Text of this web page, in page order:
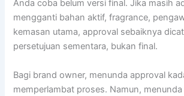
Anda coba belum versi final. Jika masih
mengganti bahan aktif, fragrance,
kemasan utama, approval sebaiknya
persetujuan sementara, bukan final.
Bagi brand owner, menunda approval
memperlambat proses. Namun,